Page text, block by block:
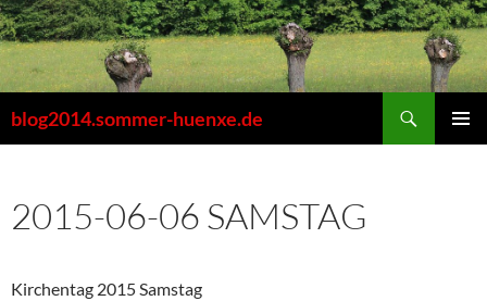
Zum
Inhalt
springen
blog2014.sommer-huenxe.de
2015-06-06 SAMSTAG
Kirchentag 2015 Samstag